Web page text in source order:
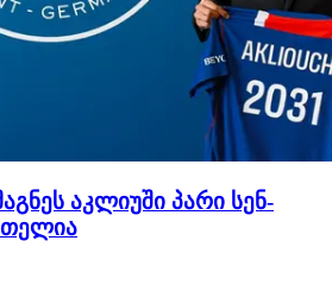
აკლიუში პარი სენ-